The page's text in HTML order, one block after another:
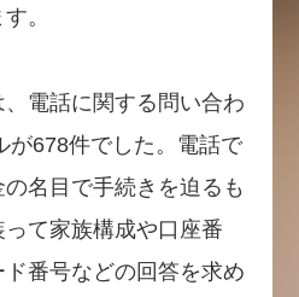
。
電話に関する問い合わ
が678件でした。電話で
名目で手続きを迫るも
て家族構成や口座番
番号などの回答を求め